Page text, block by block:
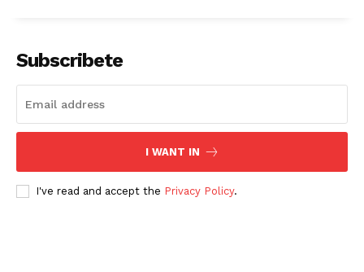
Periodico el Sol de Yucatán
Subscribete
I WANT IN
I've read and accept the Privacy Policy.